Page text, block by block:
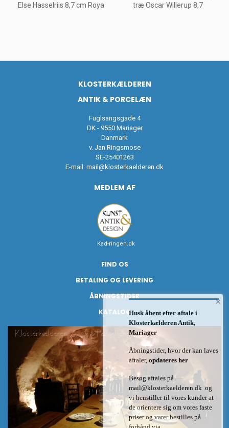
Else Hasselriis 8,7 cm Roya
træ Oscar Willerup 8,7
KLOSTERKÆLDEREN
ANTIK & PORCELÆN
Fuglsangsgade 4
DK - 9550 Mariager
Danmark
v. Jan Ringsmose
SE-25401263
E-mail: mail@klosterkaelderen.dk
MEDLEM AF
Kad-ringen.dk
FIND OS
BETALING OG LEVERING
ÅBNINGSTIDER
KATALOG
×
Husk åbent efter aftale i
Klosterkælderen Antik,
Mariager
Åbningstider, hvor der kan laves
aftaler, opdateres her
Besøg aftales på
mail@klosterkaelderen.dk og
vi henstiller til vores kunder at
de orientere sig om vores faste
priser og varer bestilles på